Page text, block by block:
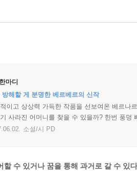
마디
방해할 게 분명한 베르베르의 신작
이고 상상력 가득한 작품을 선보여온 베르나
사라진 어머니를 찾을 수 있을까? 한번 풍
소설/시 PD
할 수 있거나 꿈을 통해 과거로 갈 수 있